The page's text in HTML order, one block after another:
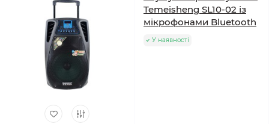
Temeisheng SL10-02 із
мікрофонами Bluetooth
У наявності